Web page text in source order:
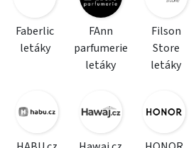
Faberlic
letáky
FAnn
parfumerie
letáky
Filson
Store
letáky